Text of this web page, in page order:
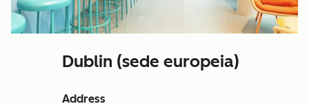
Dublin (sede europeia)
Address